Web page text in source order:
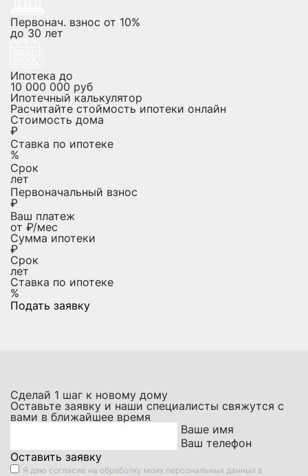
Первонач. взнос от 10%
до30 лет
Ипотека до
10 000 000 руб
Ипотечный калькулятор
Расчитайте стоймость ипотеки онлайн
Стоимость дома
₽
Ставка по ипотеке
%
Срок
лет
Первоначальный взнос
₽
Ваш платеж
от ₽/мес
Сумма ипотеки
₽
Срок
лет
Ставка по ипотеке
%
Подать заявку
Сделай 1 шаг к новому дому
Оставьте заявку и наши специалисты свяжутся с
вами в ближайшее время
Ваше имя
Ваш телефон
Оставить заявку
Я даю согласие на обработку моих персональных данных в